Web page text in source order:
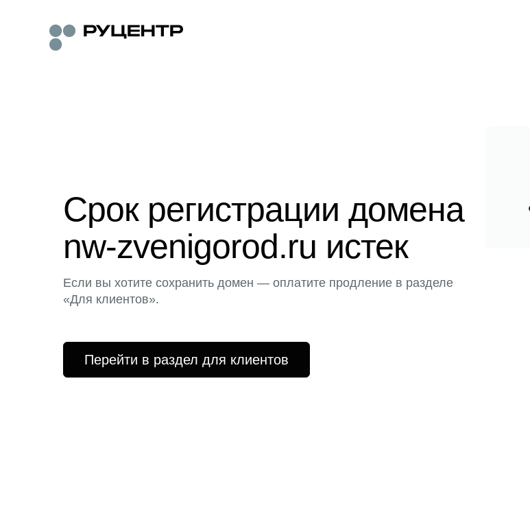
Срок регистрации домена
nw-zvenigorod.ru истек
Если вы хотите сохранить домен — оплатите продление в разделе
«Для клиентов».
Перейти в раздел для клиентов